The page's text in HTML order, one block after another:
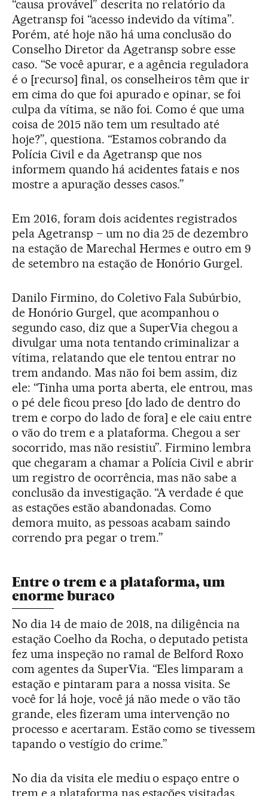
“causa provável” descrita no relatório da
Agetransp foi “acesso indevido da vítima”.
Porém, até hoje não há uma conclusão do
Conselho Diretor da Agetransp sobre esse
caso. “Se você apurar, e a agência reguladora
é o [recurso] final, os conselheiros têm que ir
em cima do que foi apurado e opinar, se foi
culpa da vítima, se não foi. Como é que uma
coisa de 2015 não tem um resultado até
hoje?”, questiona. “Estamos cobrando da
Polícia Civil e da Agetransp que nos
informem quando há acidentes fatais e nos
mostre a apuração desses casos.”
Em 2016, foram dois acidentes registrados
pela Agetransp – um no dia 25 de dezembro
na estação de Marechal Hermes e outro em 9
de setembro na estação de Honório Gurgel.
Danilo Firmino, do Coletivo Fala Subúrbio,
de Honório Gurgel, que acompanhou o
segundo caso, diz que a SuperVia chegou a
divulgar uma nota tentando criminalizar a
vítima, relatando que ele tentou entrar no
trem andando. Mas não foi bem assim, diz
ele: “Tinha uma porta aberta, ele entrou, mas
o pé dele ficou preso [do lado de dentro do
trem e corpo do lado de fora] e ele caiu entre
o vão do trem e a plataforma. Chegou a ser
socorrido, mas não resistiu”. Firmino lembra
que chegaram a chamar a Polícia Civil e abrir
um registro de ocorrência, mas não sabe a
conclusão da investigação. “A verdade é que
as estações estão abandonadas. Como
demora muito, as pessoas acabam saindo
correndo pra pegar o trem.”
Entre o trem e a plataforma, um
enorme buraco
No dia 14 de maio de 2018, na diligência na
estação Coelho da Rocha, o deputado petista
fez uma inspeção no ramal de Belford Roxo
com agentes da SuperVia. “Eles limparam a
estação e pintaram para a nossa visita. Se
você for lá hoje, você já não mede o vão tão
grande, eles fizeram uma intervenção no
processo e acertaram. Estão como se tivessem
tapando o vestígio do crime.”
No dia da visita ele mediu o espaço entre o
trem e a plataforma nas estações visitadas.